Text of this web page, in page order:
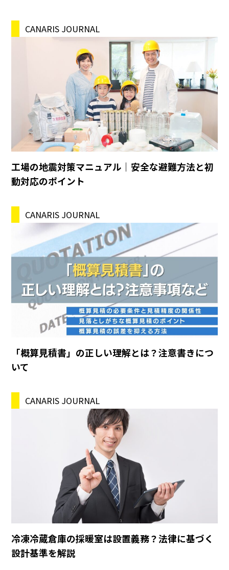
CANARIS JOURNAL
工場の地震対策マニュアル｜安全な避難方法と初
動対応のポイント
CANARIS JOURNAL
「概算見積書」の正しい理解とは？注意書きにつ
いて
CANARIS JOURNAL
冷凍冷蔵倉庫の採暖室は設置義務？法律に基づく
設計基準を解説